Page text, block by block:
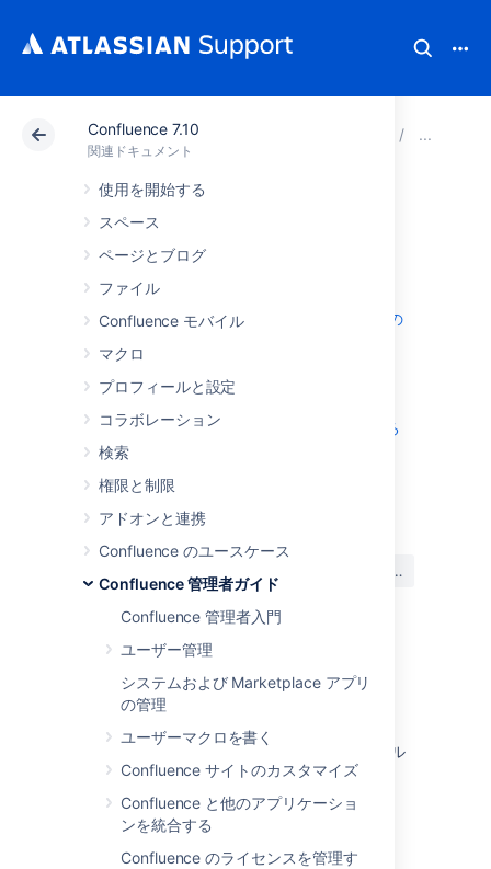
Confluence 7.10
関連ドキュメント
使用を開始する
スペース
ページとブログ
ファイル
Confluence モバイル
マクロ
プロフィールと設定
コラボレーション
検索
権限と制限
アドオンと連携
Confluence のユースケース
Confluence 管理者ガイド
Confluence 管理者入門
ユーザー管理
システムおよび Marketplace アプリ
の管理
ユーザーマクロを書く
Confluence サイトのカスタマイズ
Confluence と他のアプリケーショ
ンを統合する
Confluence のライセンスを管理す
アトラシアン サポート
メールの設定
送信メール用サーバーを設定する
Confluence ディストリビューション用の
メール キュー
メール テンプレートをカスタマイズする
最終更新日: 2020 年 12 月 14 日
この内容はお役に立ちました
か?
いいえ
送信メール用サーバーを設定する
Confluence ディストリビューション用のメール
セッションを設定する
推奨アップデートのメール通知の設定
メール キュー